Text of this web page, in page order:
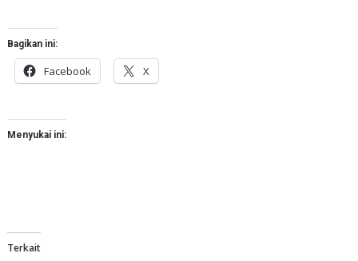
Bagikan ini:
Facebook X
Menyukai ini:
Terkait